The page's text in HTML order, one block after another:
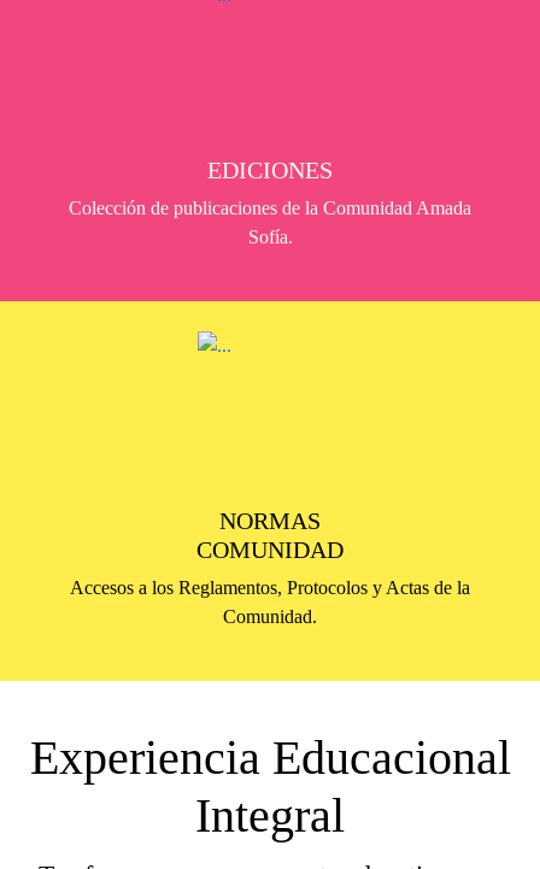
EDICIONES
Colección de publicaciones de la Comunidad Amada
Sofía.
NORMAS
COMUNIDAD
Accesos a los Reglamentos, Protocolos y Actas de la
Comunidad.
Experiencia Educacional
Integral